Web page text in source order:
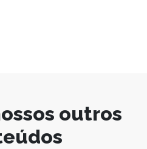
outros